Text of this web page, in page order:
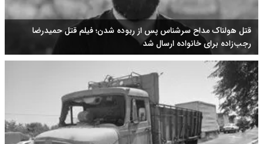
قتل هولناک مداح سرشناس پس از ربوده شدن؛ فیلم قتل حمیدرضا
رجب‌زاده برای خانواده ارسال شد